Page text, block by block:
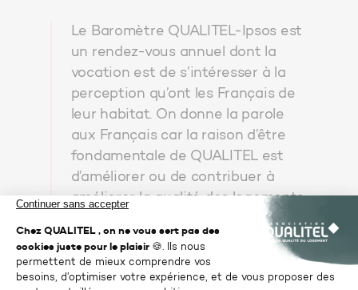
Le Baromètre QUALITEL-Ipsos est
un rendez-vous annuel dont la
vocation est de s’intéresser à la
perception qu’ont les Français de
leur habitat. On donne la parole
aux Français car la raison d’être
fondamentale de QUALITEL est
d’améliorer ou de contribuer à
améliorer la qualité des logements.
Pour se faire, il faut comprendre
ce qui peut et doit être amélioré
du point de vue des personnes les
plus concernées, c’est-à-dire les